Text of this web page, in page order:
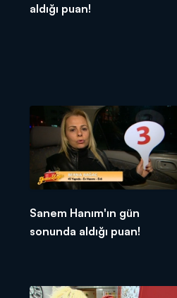
aldığı puan!
Sanem Hanım'ın gün
sonunda aldığı puan!